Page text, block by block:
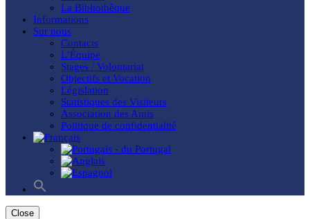
La Bibliothèque
Informations
Sur nous
Contacts
L’Équipe
Stages / Volontariat
Objectifs et Vocation
Législation
Statistiques des Visiteurs
Association des Amis
Politique de confidentialité
Search
for:
Search Button
Close